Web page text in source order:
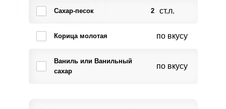
Сахар-песок 2 ст.л.
Корица молотая по вкусу
Ваниль или Ванильный
сахар
по вкусу